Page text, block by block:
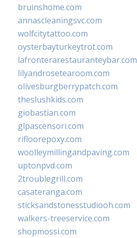
bruinshome.com
annascleaningsvc.com
wolfcitytattoo.com
oysterbayturkeytrot.com
lafronterarestauranteybar.com
lilyandrosetearoom.com
olivesburgberrypatch.com
theslushkids.com
giobastian.com
glpascensori.com
rifloorepoxy.com
woolleymillingandpaving.com
uptonpvd.com
2troublegrill.com
casateranga.com
sticksandstonesstudiooh.com
walkers-treeservice.com
shopmossi.com